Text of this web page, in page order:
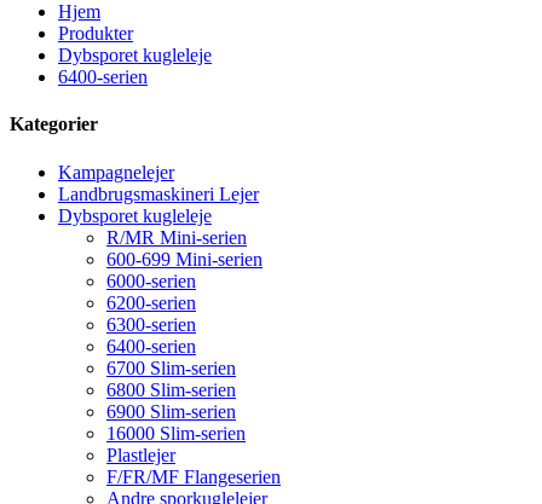
Hjem
Produkter
Dybsporet kugleleje
6400-serien
Kategorier
Kampagnelejer
Landbrugsmaskineri Lejer
Dybsporet kugleleje
R/MR Mini-serien
600-699 Mini-serien
6000-serien
6200-serien
6300-serien
6400-serien
6700 Slim-serien
6800 Slim-serien
6900 Slim-serien
16000 Slim-serien
Plastlejer
F/FR/MF Flangeserien
Andre sporkuglelejer